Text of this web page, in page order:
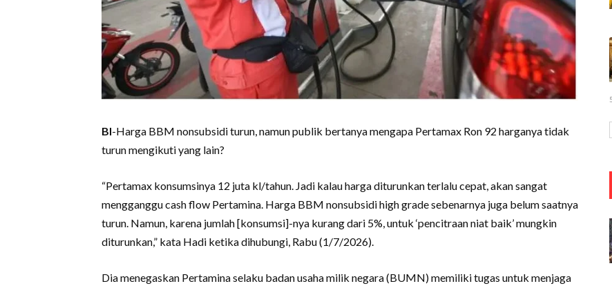
BI-Harga BBM nonsubsidi turun, namun publik bertanya mengapa Pertamax Ron 92 harganya tidak
turun mengikuti yang lain?
“Pertamax konsumsinya 12 juta kl/tahun. Jadi kalau harga diturunkan terlalu cepat, akan sangat
mengganggu cash flow Pertamina. Harga BBM nonsubsidi high grade sebenarnya juga belum saatnya
turun. Namun, karena jumlah [konsumsi]-nya kurang dari 5%, untuk ‘pencitraan niat baik’ mungkin
diturunkan,” kata Hadi ketika dihubungi, Rabu (1/7/2026).
Dia menegaskan Pertamina selaku badan usaha milik negara (BUMN) memiliki tugas untuk menjaga